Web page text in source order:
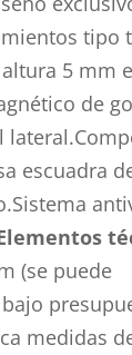
tipo
5 mm
de
escuadra
(se puede
medidas